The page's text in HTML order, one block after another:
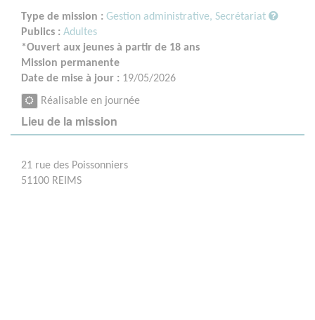
Type de mission : Gestion administrative, Secrétariat
Publics : Adultes
*Ouvert aux jeunes à partir de 18 ans
Mission permanente
Date de mise à jour : 19/05/2026
Réalisable en journée
Lieu de la mission
21 rue des Poissonniers
51100 REIMS